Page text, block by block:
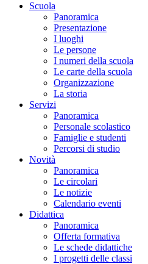
Scuola
Panoramica
Presentazione
I luoghi
Le persone
I numeri della scuola
Le carte della scuola
Organizzazione
La storia
Servizi
Panoramica
Personale scolastico
Famiglie e studenti
Percorsi di studio
Novità
Panoramica
Le circolari
Le notizie
Calendario eventi
Didattica
Panoramica
Offerta formativa
Le schede didattiche
I progetti delle classi